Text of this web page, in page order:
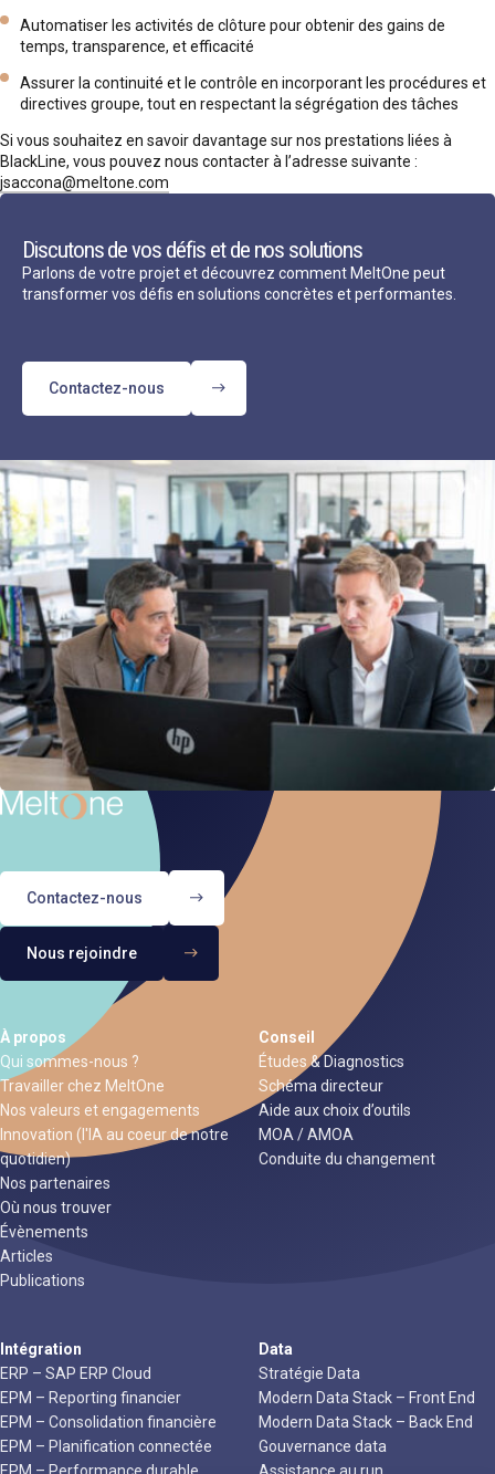
Automatiser les activités de clôture pour obtenir des gains de
temps, transparence, et efficacité
Assurer la continuité et le contrôle en incorporant les procédures et
directives groupe, tout en respectant la ségrégation des tâches
Si vous souhaitez en savoir davantage sur nos prestations liées à
BlackLine, vous pouvez nous contacter à l’adresse suivante :
jsaccona@meltone.com
Discutons de vos défis et de nos solutions
Parlons de votre projet et découvrez comment MeltOne peut
transformer vos défis en solutions concrètes et performantes.
Contactez-nous
Contactez-nous
Nous rejoindre
À propos
Qui sommes-nous ?
Travailler chez MeltOne
Nos valeurs et engagements
Innovation (l'IA au coeur de notre
quotidien)
Nos partenaires
Où nous trouver
Évènements
Articles
Publications
Conseil
Études & Diagnostics
Schéma directeur
Aide aux choix d’outils
MOA / AMOA
Conduite du changement
Intégration
ERP – SAP ERP Cloud
EPM – Reporting financier
EPM – Consolidation financière
EPM – Planification connectée
Data
Stratégie Data
Modern Data Stack – Front End
Modern Data Stack – Back End
Gouvernance data